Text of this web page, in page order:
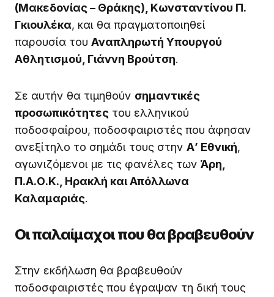
(Μακεδονίας – Θράκης), Κωνσταντίνου Π.
Γκιουλέκα, και θα πραγματοποιηθεί
παρουσία του Αναπληρωτή Υπουργού
Αθλητισμού, Γιάννη Βρούτση.
Σε αυτήν θα τιμηθούν σημαντικές
προσωπικότητες του ελληνικού
ποδοσφαίρου, ποδοσφαιριστές που άφησαν
ανεξίτηλο το σημάδι τους στην Α’ Εθνική,
αγωνιζόμενοι με τις φανέλες των Άρη,
Π.Α.Ο.Κ., Ηρακλή και Απόλλωνα
Καλαμαριάς.
Οι παλαίμαχοι που θα βραβευθούν
Στην εκδήλωση θα βραβευθούν
ποδοσφαιριστές που έγραψαν τη δική τους